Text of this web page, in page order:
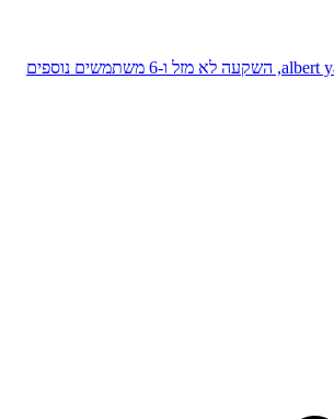
albert
, השקעה לא מזל ו-6 משתמשים נוספים